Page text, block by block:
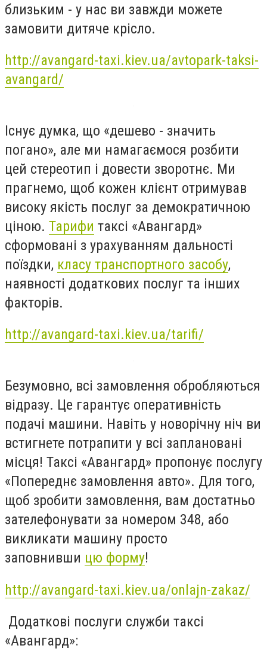
близьким - у нас ви завжди можете
замовити дитяче крісло.
http://avangard-taxi.kiev.ua/avtopark-taksi-
avangard/
Існує думка, що «дешево - значить
погано», але ми намагаємося розбити
цей стереотип і довести зворотнє. Ми
прагнемо, щоб кожен клієнт отримував
високу якість послуг за демократичною
ціною. Тарифи таксі «Авангард»
сформовані з урахуванням дальності
поїздки, класу транспортного засобу,
наявності додаткових послуг та інших
факторів.
http://avangard-taxi.kiev.ua/tarifi/
Безумовно, всі замовлення обробляються
відразу. Це гарантує оперативність
подачі машини. Навіть у новорічну ніч ви
встигнете потрапити у всі заплановані
місця! Таксі «Авангард» пропонує послугу
«Попереднє замовлення авто». Для того,
щоб зробити замовлення, вам достатньо
зателефонувати за номером 348, або
викликати машину просто
заповнивши цю форму!
http://avangard-taxi.kiev.ua/onlajn-zakaz/
Додаткові послуги служби таксі
«Авангард»: